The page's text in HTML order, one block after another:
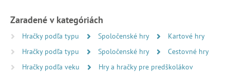
Zaradené v kategóriách
Hračky podľa typu Spoločenské hry
Kartové hry
Hračky podľa typu
Spoločenské hry
Cestovné hry
Hračky podľa veku
Hry a hračky pre predškolákov